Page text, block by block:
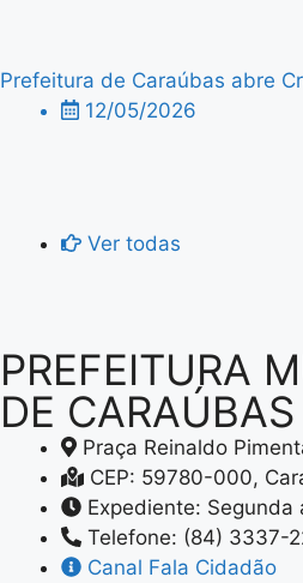
Prefeitura de Caraúbas abre
12/05/2026
Ver todas
PREFEITURA
DE
Praça Reinaldo
CEP: 59780-000,
Expediente:
Telefone: (84) 3337-
Canal Fala Cidadão